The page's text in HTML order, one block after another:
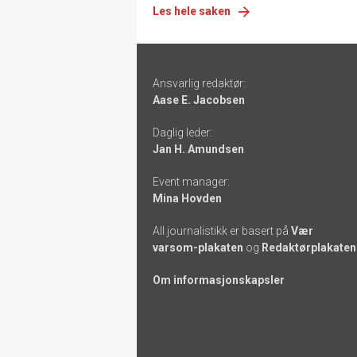
Les hele saken
-
links
Ansvarlig redaktør:
Aase E. Jacobsen
Daglig leder:
Jan H. Amundsen
Event manager:
Mina Hovden
All journalistikk er basert på Vær
varsom-plakaten og Redaktørplakaten
Om informasjonskapsler